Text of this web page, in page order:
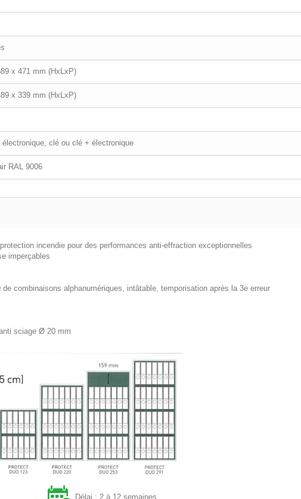
x 471 mm (HxLxP)
x 339 mm (HxLxP)
électronique, clé ou clé + électronique
RAL 9006
incendie pour des performances anti-effraction exceptionnelles
imperçables
combinaisons alphanumériques, intâtable, temporisation après la 3e erreur
sciage Ø 20 mm
Délai : 2 à 12 semaines